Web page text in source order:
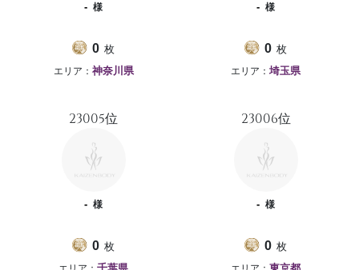
- 様
0 枚
エリア： 神奈川県
- 様
0 枚
エリア： 埼玉県
23005位
- 様
0 枚
エリア：
23006位
- 様
0 枚
エリア：